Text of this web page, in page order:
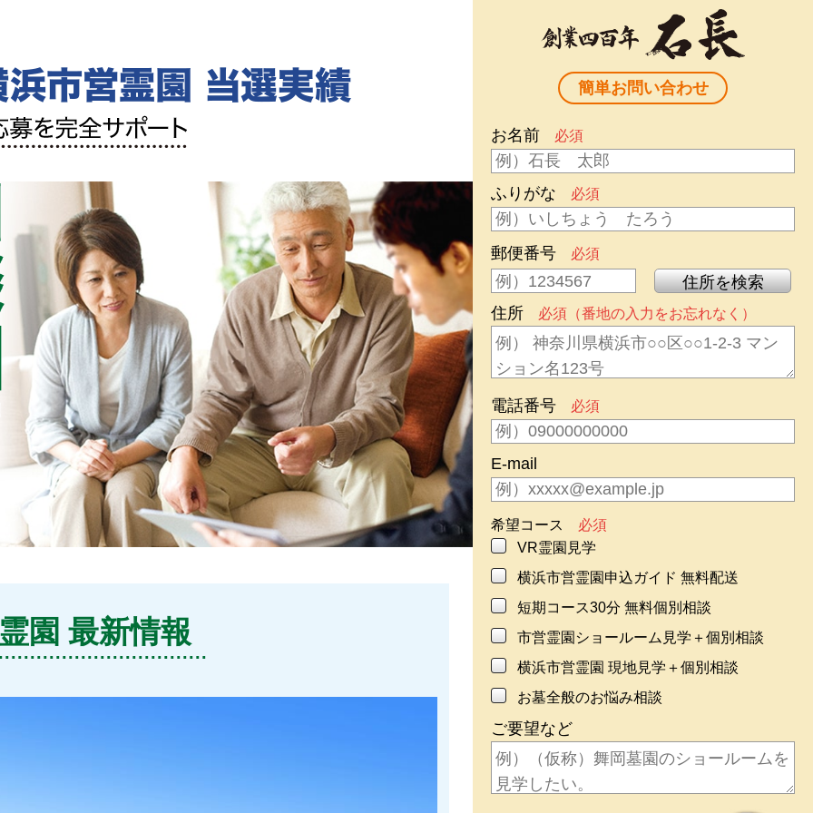
園 最新情報
簡単お問い合わせ
お名前 必須
ふりがな 必須
郵便番号 必須
住所 必須（番地の入力をお忘れなく）
電話番号 必須
E-mail
希望コース
必須
VR霊園見学
横浜市営霊園申込ガイド 無料配送
短期コース30分 無料個別相談
市営霊園ショールーム見学＋個別相談
横浜市営霊園 現地見学＋個別相談
お墓全般のお悩み相談
ご要望など